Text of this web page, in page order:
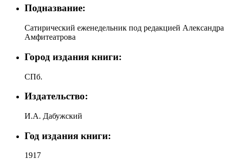
Подназвание:
Сатирический еженедельник под редакцией Александра
Амфитеатрова
Город издания книги:
СПб.
Издательство:
И.А. Дабужский
Год издания книги:
1917